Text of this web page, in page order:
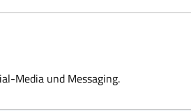
Media und Messaging.